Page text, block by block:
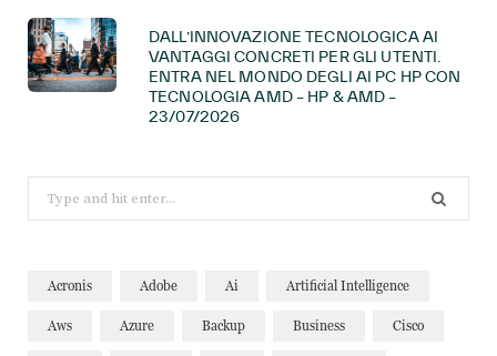
DALL’INNOVAZIONE TECNOLOGICA AI
VANTAGGI CONCRETI PER GLI UTENTI.
ENTRA NEL MONDO DEGLI AI PC HP CON
TECNOLOGIA AMD – HP & AMD –
23/07/2026
for:
Acronis Adobe Ai Artificial Intelligence
Aws Azure Backup Business Cisco